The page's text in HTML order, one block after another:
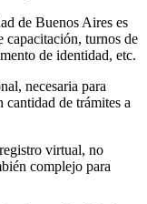
de Buenos Aires es
capacitación, turnos de
de identidad, etc.
necesaria para
cantidad de trámites a
virtual, no
complejo para